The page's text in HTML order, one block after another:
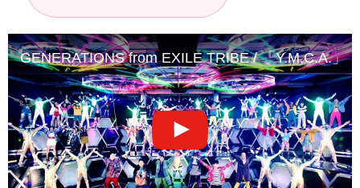
GENERATIONS from EXILE TRIBE / 「Y.M.C.A.」